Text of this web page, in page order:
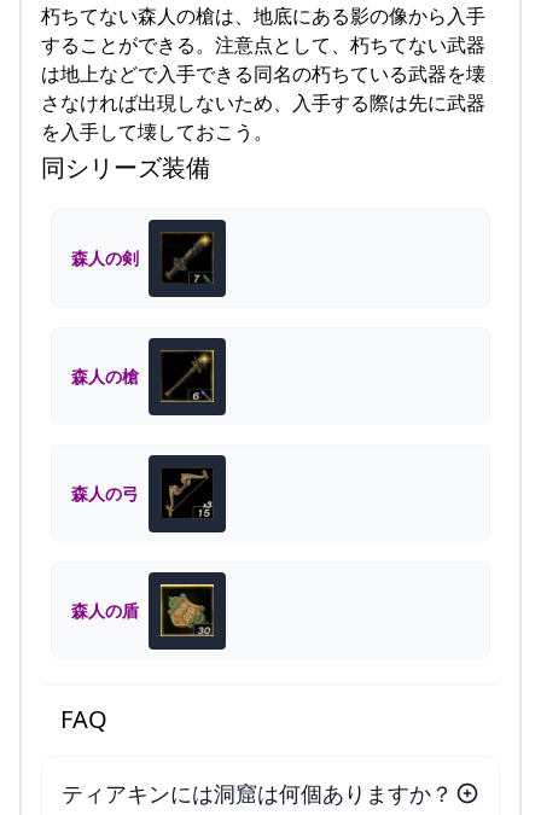
朽ちてない森人の槍は、地底にある影の像から入手
することができる。注意点として、朽ちてない武器
は地上などで入手できる同名の朽ちている武器を壊
さなければ出現しないため、入手する際は先に武器
を入手して壊しておこう。
同シリーズ装備
森人の剣
森人の槍
森人の弓
森人の盾
FAQ
ティアキンには洞窟は何個ありますか？